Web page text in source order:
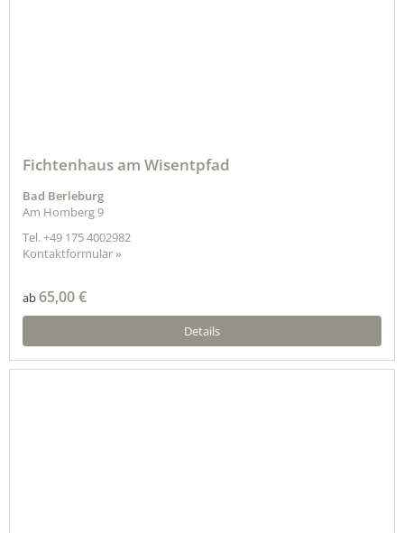
Fichtenhaus am Wisentpfad
Bad Berleburg
Am Homberg 9
Tel.+49 175 4002982
Kontaktformular »
ab65,00 €
Details